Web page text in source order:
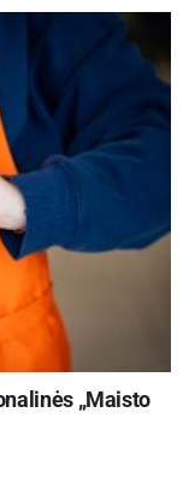
„Maisto